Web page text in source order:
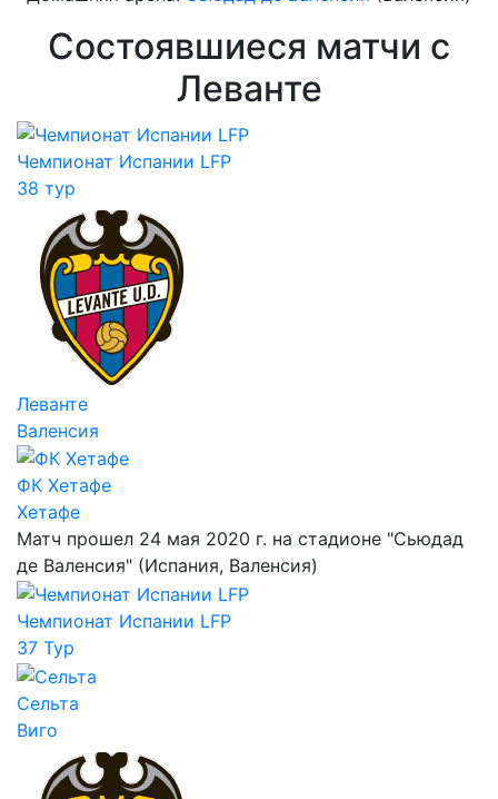
Состоявшиеся матчи с
Леванте
Чемпионат Испании LFP
38 тур
Леванте
Валенсия
ФК Хетафе
Хетафе
Матч прошел 24 мая 2020 г. на стадионе "Сьюдад
де Валенсия" (Испания, Валенсия)
Чемпионат Испании LFP
37 Тур
Сельта
Виго